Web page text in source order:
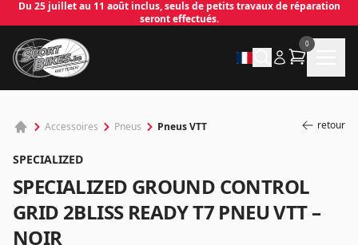
Du 25 juillet au 11 août inclus, seuls de petits travaux de réparation
seront effectués.
0
Accessoires Pneus Pneus VTT retour
SPECIALIZED
SPECIALIZED GROUND CONTROL
GRID 2BLISS READY T7 PNEU VTT –
NOIR